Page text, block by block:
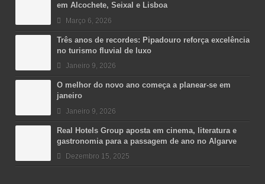
em Alcochete, Seixal e Lisboa
Março 6, 2026
Três anos de recordes: Pipadouro reforça excelência
no turismo fluvial de luxo
Janeiro 9, 2026
O melhor do novo ano começa a planear-se em
janeiro
Janeiro 9, 2026
Real Hotels Group aposta em cinema, literatura e
gastronomia para a passagem de ano no Algarve
Dezembro 15, 2025